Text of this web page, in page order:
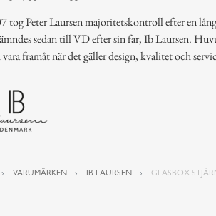
tog Peter Laursen majoritetskontroll efter en
sedan till VD efter sin far, Ib Laursen.
framåt när det gäller design, kvalitet och
VARUMÄRKEN IB LAURSEN GLASBOX